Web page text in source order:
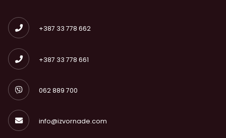
+387 33 778 662
+387 33 778 661
062 889 700
info@izvornade.com